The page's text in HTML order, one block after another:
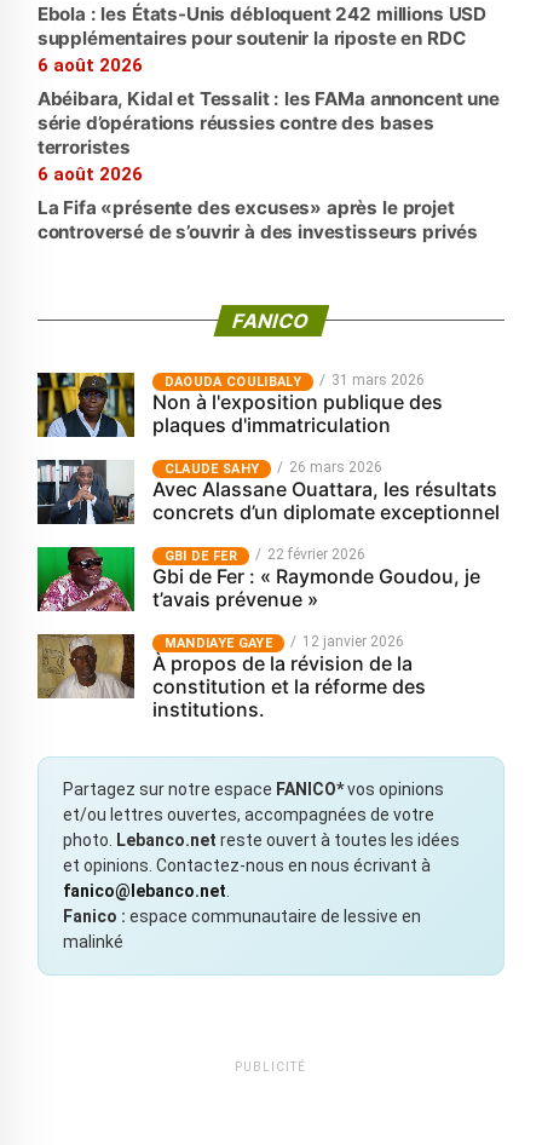
Ebola : les États-Unis débloquent 242 millions USD
supplémentaires pour soutenir la riposte en RDC
6 août 2026
Abéibara, Kidal et Tessalit : les FAMa annoncent une
série d’opérations réussies contre des bases
terroristes
6 août 2026
La Fifa «présente des excuses» après le projet
controversé de s’ouvrir à des investisseurs privés
FANICO
‎DAOUDA COULIBALY 31 mars 2026
Non à l'exposition publique des
plaques d'immatriculation
CLAUDE SAHY 26 mars 2026
Avec Alassane Ouattara, les résultats
concrets d’un diplomate exceptionnel
GBI DE FER 22 février 2026
Gbi de Fer : « Raymonde Goudou, je
t’avais prévenue »
MANDIAYE GAYE 12 janvier 2026
À propos de la révision de la
constitution et la réforme des
institutions.
Partagez sur notre espace FANICO*vos opinions
et/ou lettres ouvertes, accompagnées de votre
photo.
Lebanco.net reste ouvert à toutes les idées
et opinions. Contactez-nous en nous écrivant à
fanico@lebanco.net
Fanico : espace communautaire de lessive en
malinké
PUBLICITÉ